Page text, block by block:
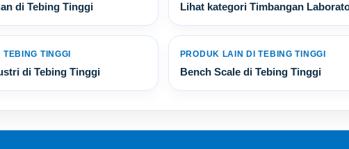
di Tebing Tinggi Lihat kategori Timbangan
TINGGI
di Tebing Tinggi
PRODUK LAIN DI TEBING TINGGI
Bench Scale di Tebing Tinggi